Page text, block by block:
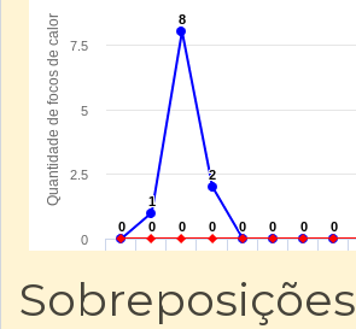
Sobreposições